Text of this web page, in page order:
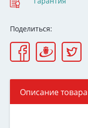
Поделиться:
Описание товара